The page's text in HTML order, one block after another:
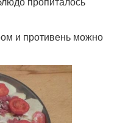
и противень можно